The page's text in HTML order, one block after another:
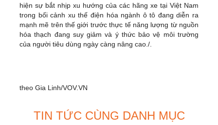
hiện sự bắt nhịp xu hướng của các hãng xe tại Việt Nam
trong bối cảnh xu thế điện hóa ngành ô tô đang diễn ra
mạnh mẽ trên thế giới trước thực tế năng lượng từ nguồn
hóa thạch đang suy giảm và ý thức bảo vệ môi trường
của người tiêu dùng ngày càng nâng cao./.
theo Gia Linh/VOV.VN
TIN TỨC CÙNG DANH MỤC